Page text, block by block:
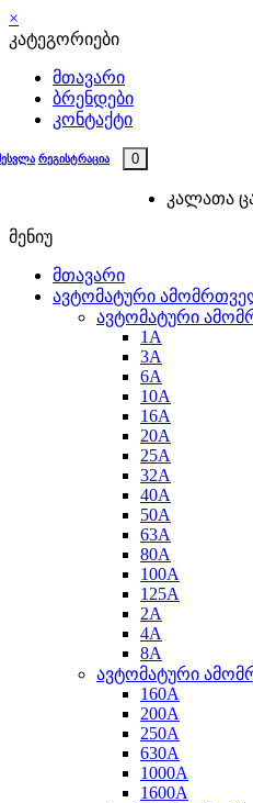
×
კატეგორიები
მთავარი
ბრენდები
კონტაქტი
რეგისტრაცია 0
კალათა
მენიუ
მთავარი
ავტომატური
ავტომატური
1A
3A
6A
10A
16A
20A
25А
32A
40A
50A
63A
80A
100A
125A
2A
4A
8A
ავტომატური
160A
200A
250A
630A
1000A
1600A